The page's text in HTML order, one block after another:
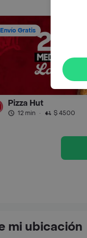
Envío Gratis
Pizza Hut
12 min · $ 4500
mi ubicación